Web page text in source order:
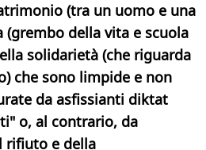
(tra un uomo e una
(grembo della vita e scuola
solidarietà (che riguarda
che sono limpide e non
da asfissianti diktat
o, al contrario, da
rifiuto e della